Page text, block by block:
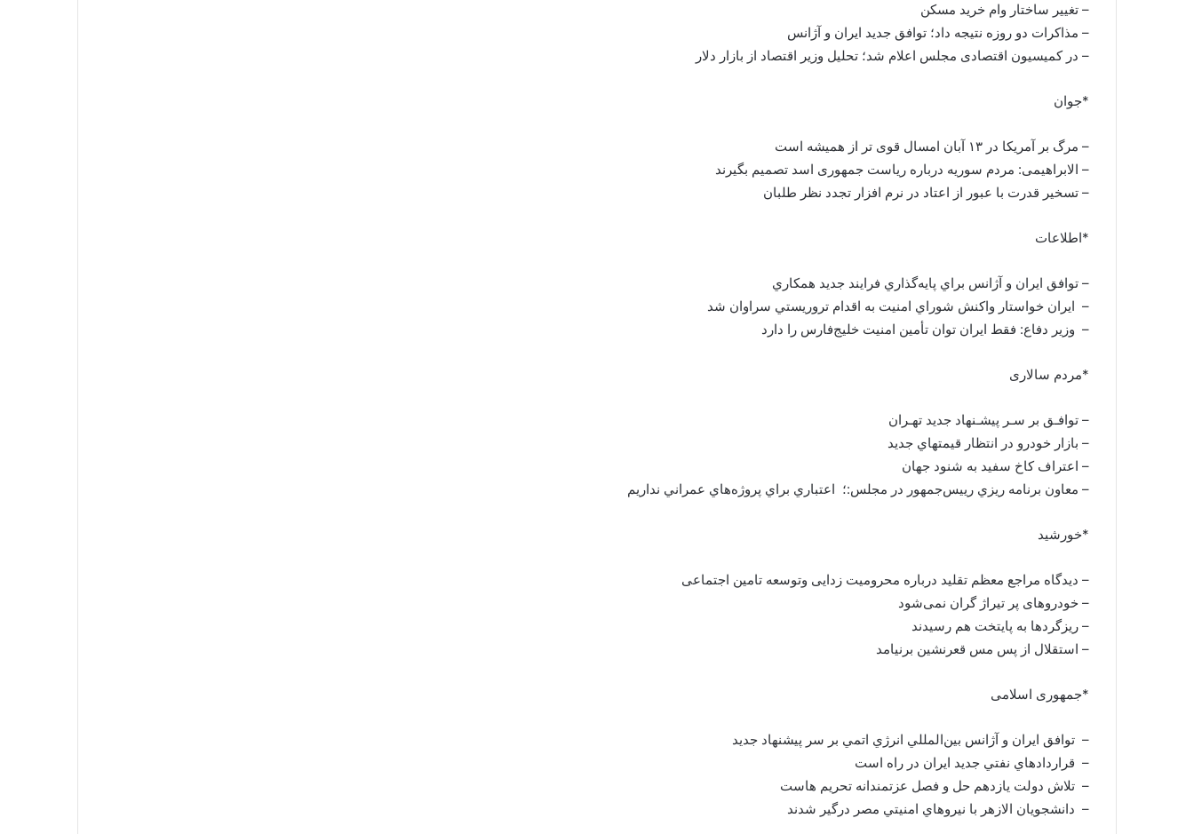
– تغيير ساختار وام خرید مسکن
– مذاکرات دو روزه نتیجه داد؛ توافق جدید ایران و آژانس
– در کمیسیون اقتصادی مجلس اعلام شد؛ تحلیل وزیر اقتصاد از بازار دلار
*جوان
– مرگ بر آمریکا در ۱۳ آبان امسال قوی تر از همیشه است
– الابراهیمی: مردم سوریه درباره ریاست جمهوری اسد تصمیم بگیرند
– تسخیر قدرت با عبور از اعتاد در نرم افزار تجدد نظر طلبان
*اطلاعات
– توافق ايران و آژانس براي پايه‌گذاري فرايند جديد همكاري
– ايران خواستار واکنش شوراي امنيت به اقدام تروريستي سراوان شد
– وزير دفاع: فقط ايران توان تأمين امنيت خليج‌فارس را دارد
*مردم سالاری
– توافـق بر سـر پيشـنهاد جديد تهـران
– بازار خودرو در انتظار قيمتهاي جديد
– اعتراف کاخ سفيد به شنود جهان
– معاون برنامه ريزي رييس‌جمهور در مجلس:؛ اعتباري براي پروژه‌هاي عمراني نداريم
*خورشید
– دیدگاه مراجع معظم تقلید درباره محرومیت زدایی وتوسعه تامین اجتماعی
– خودروهای پر تیراژ گران نمی‌شود
– ریزگردها به پایتخت هم رسیدند
– استقلال از پس مس قعرنشین برنیامد
*جمهوری اسلامی
– توافق ايران و آژانس بين‌المللي انرژي اتمي بر سر پيشنهاد جديد
– قراردادهاي نفتي جديد ايران در راه است
– تلاش دولت يازدهم حل و فصل عزتمندانه تحريم هاست
– دانشجويان الازهر با نيروهاي امنيتي مصر درگير شدند